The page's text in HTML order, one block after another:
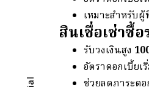
เหมาะสำหรับ
สินเชื่อเช่าซื้
รับวงเงินสูง
อัตราดอกเบี้ยเ